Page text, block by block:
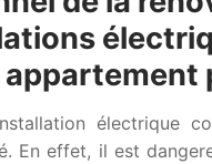
électrique
En effet, il est